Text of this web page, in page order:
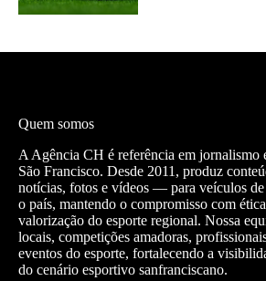
Quem somos
A Agência CH é referência em jornalismo
São Francisco. Desde 2011, produz
notícias, fotos e vídeos — para veículos
o país, mantendo o compromisso com
valorização do esporte regional. Nossa
locais, competições amadoras,
eventos do esporte, fortalecendo a
do cenário esportivo sanfranciscano.